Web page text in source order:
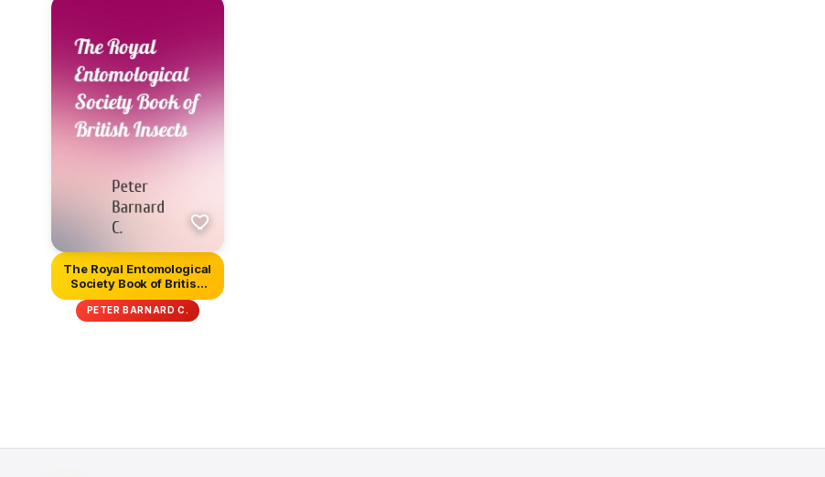
The Royal Entomological
Society Book of British
In...
PETER BARNARD C.